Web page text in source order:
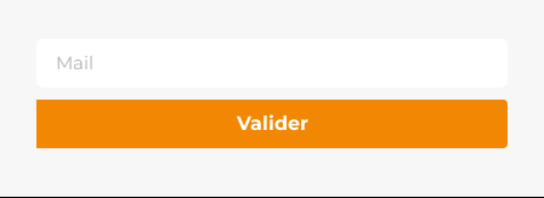
Valider